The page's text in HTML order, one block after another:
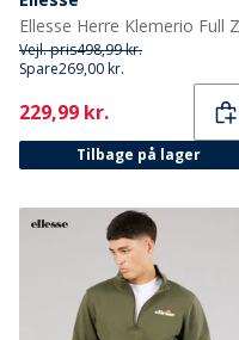
Vejl. pris498,99 kr.
Spare269,00 kr.
Current
229,99 kr.
Tilbage på lager